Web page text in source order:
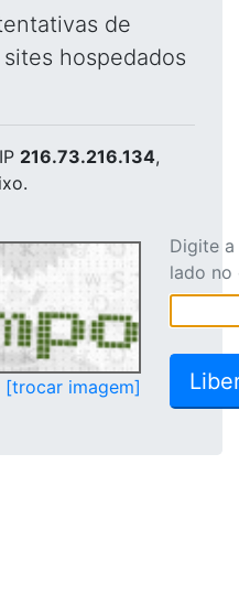
de
hospedados
216.73.216.134,
[trocar imagem]
Digite
lado no